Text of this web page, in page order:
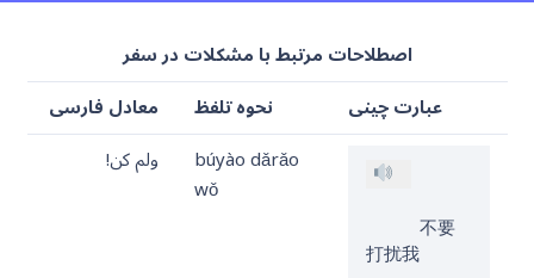
اصطلاحات مرتبط با مشکلات در سفر
عبارت چینی
نحوه تلفظ معادل فارسی
打扰我
búyào dǎrǎo
wǒ
ولم کن!